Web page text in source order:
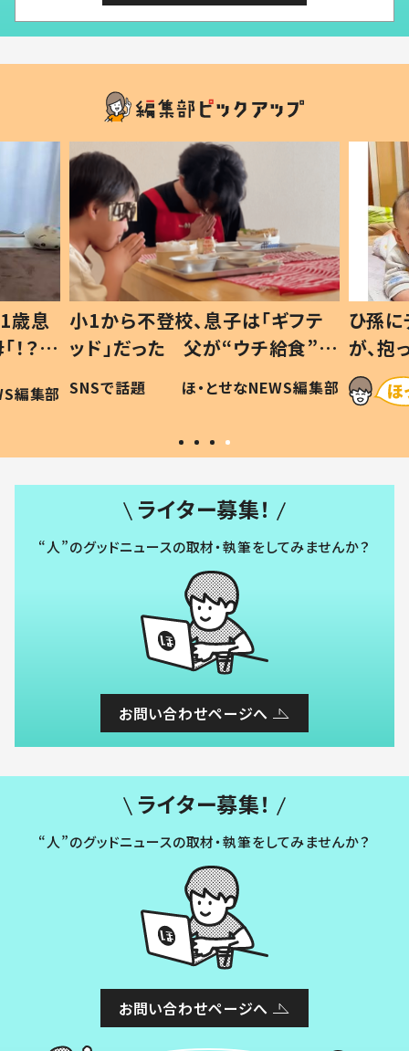
歳息
？」
編集部
小1から不登校、息子は「ギフテ
ッド」だった 父が“ウチ給食”を
作り続ける理由とは #令和の親
#令和の子
SNSで話題 ほ・とせなNEWS編集部
ひ孫
が、
「涙が
い」
ライター募集！
“人”のグッドニュースの取材・執筆をしてみませんか？
お問い合わせページへ
ライター募集！
“人”のグッドニュースの取材・執筆をしてみませんか？
お問い合わせページへ